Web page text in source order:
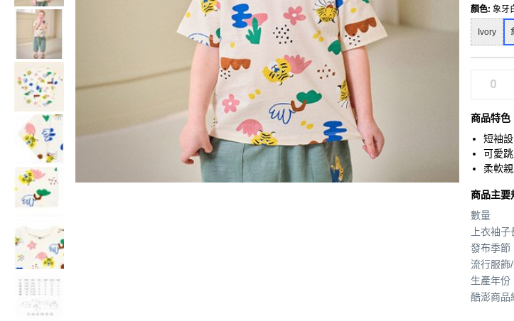
顏色: 象牙
Ivory
商品特色
短袖
可愛
柔軟
商品主要
數量
上衣袖
發布季節
流行服飾
生產年份
酷澎商品